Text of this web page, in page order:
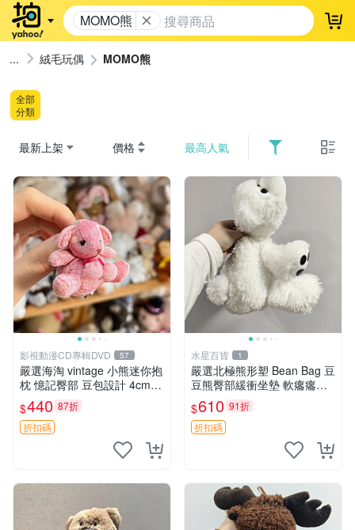
MOMO熊 登
絨毛玩偶 MOMO熊
全部
分類
最新上架 價格 最高人氣
影視動漫CD專輯DVD 57
嚴選海淘 vintage 小熊迷你抱
枕 憶記臀部 豆包設計 4cm
高 推薦收藏 迷你豆包小熊、
高臀部、豆袋抱枕
$440 87折
折扣碼
水星百貨 1
嚴選北極熊形塑 Bean Bag 豆
豆熊臀部緩衝坐墊 軟癟癟舒
壓設計 保暖又實用 適合久坐
放松 推薦居家使用 RUSS系
列 豆豆熊屁屁坐墊 3D顆粒結
$610 91折
折扣碼